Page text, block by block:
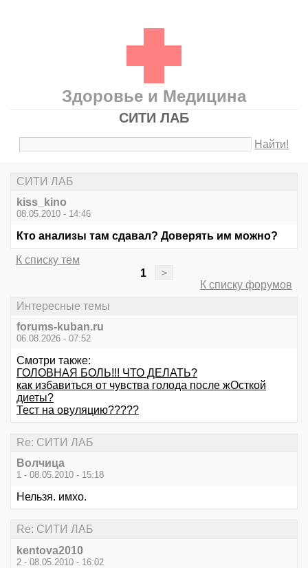
Здоровье и Медицина
СИТИ ЛАБ
Найти!
СИТИ ЛАБ
kiss_kino
08.05.2010 - 14:46
Кто анализы там сдавал? Доверять им можно?
К списку тем
1
>
К списку форумов
Интересные темы
forums-kuban.ru
06.08.2026 - 07:52
Смотри также:
ГОЛОВНАЯ БОЛЬ!!! ЧТО ДЕЛАТЬ?
как избавиться от чувства голода после жОсткой
диеты?
Тест на овуляцию?????
Re: СИТИ ЛАБ
Волчица
1 - 08.05.2010 - 15:18
Нельзя. имхо.
Re: СИТИ ЛАБ
kentova2010
2 - 08.05.2010 - 16:02